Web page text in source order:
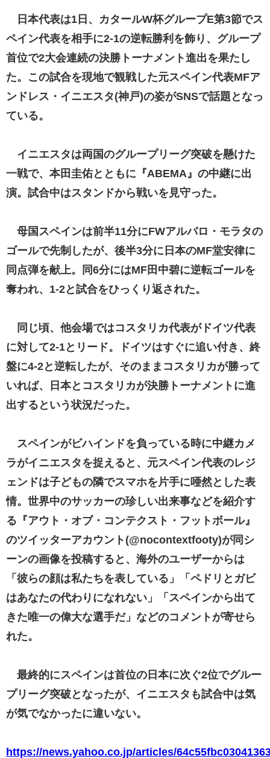
日本代表は1日、カタールW杯グループE第3節でス
ペイン代表を相手に2-1の逆転勝利を飾り、グループ
首位で2大会連続の決勝トーナメント進出を果たし
た。この試合を現地で観戦した元スペイン代表MFア
ンドレス・イニエスタ(神戸)の姿がSNSで話題となっ
ている。
イニエスタは両国のグループリーグ突破を懸けた
一戦で、本田圭佑とともに『ABEMA』の中継に出
演。試合中はスタンドから戦いを見守った。
母国スペインは前半11分にFWアルバロ・モラタの
ゴールで先制したが、後半3分に日本のMF堂安律に
同点弾を献上。同6分にはMF田中碧に逆転ゴールを
奪われ、1-2と試合をひっくり返された。
同じ頃、他会場ではコスタリカ代表がドイツ代表
に対して2-1とリード。ドイツはすぐに追い付き、終
盤に4-2と逆転したが、そのままコスタリカが勝って
いれば、日本とコスタリカが決勝トーナメントに進
出するという状況だった。
スペインがビハインドを負っている時に中継カメ
ラがイニエスタを捉えると、元スペイン代表のレジ
ェンドは子どもの隣でスマホを片手に唖然とした表
情。世界中のサッカーの珍しい出来事などを紹介す
る『アウト・オブ・コンテクスト・フットボール』
のツイッターアカウント(@nocontextfooty)が同シ
ーンの画像を投稿すると、海外のユーザーからは
「彼らの顔は私たちを表している」「ペドリとガビ
はあなたの代わりになれない」「スペインから出て
きた唯一の偉大な選手だ」などのコメントが寄せら
れた。
最終的にスペインは首位の日本に次ぐ2位でグルー
プリーグ突破となったが、イニエスタも試合中は気
が気でなかったに違いない。
https://news.yahoo.co.jp/articles/